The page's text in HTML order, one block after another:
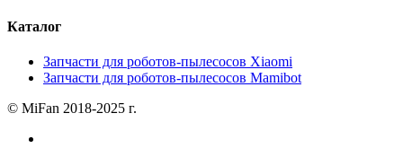
Каталог
Запчасти для роботов-пылесосов Xiaomi
Запчасти для роботов-пылесосов Mamibot
© MiFan 2018-2025 г.